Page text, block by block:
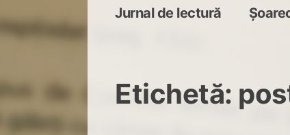
Jurnal de lectură
Etichetă: